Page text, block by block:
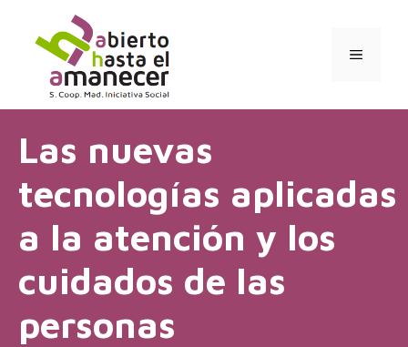
contenido
MENÚ
Las nuevas
tecnologías aplicadas
a la atención y los
cuidados de las
personas